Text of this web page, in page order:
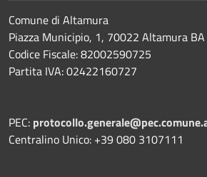
Comune di Altamura
Piazza Municipio, 1, 70022 Altamura BA
Codice Fiscale: 82002590725
Partita IVA: 02422160727
PEC:
Centralino Unico: +39 080 3107111